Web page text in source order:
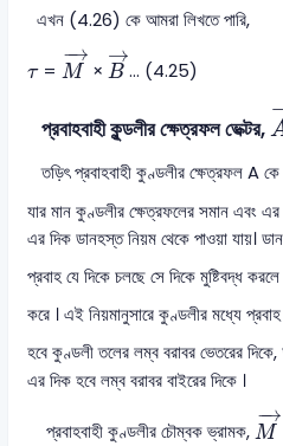
এখন (4.26) কে আমরা লিখতে পারি,
τ
τ=
−
→
M
M→
×
→
B
B→
... (4.25)
প্রবাহবাহী কুন্ডলীর ক্ষেত্রফল ভেক্টর,
তড়িৎ প্রবাহবাহী কুণ্ডলীর ক্ষেত্রফল A
যার মান কুণ্ডলীর ক্ষেত্রফলের সমান এবং
এর দিক ডানহস্ত নিয়ম থেকে পাওয়া যায়।
প্রবাহ যে দিকে চলছে সে দিকে মুষ্টিবদ্ধ
করে । এই নিয়মানুসারে কুণ্ডলীর মধ্যে
হবে কুণ্ডলী তলের লম্ব বরাবর ভেতরের
এর দিক হবে লম্ব বরাবর বাইরের দিকে ।
প্রবাহবাহী কুণ্ডলীর চৌম্বক ভ্রামক,
−
→
M
M→